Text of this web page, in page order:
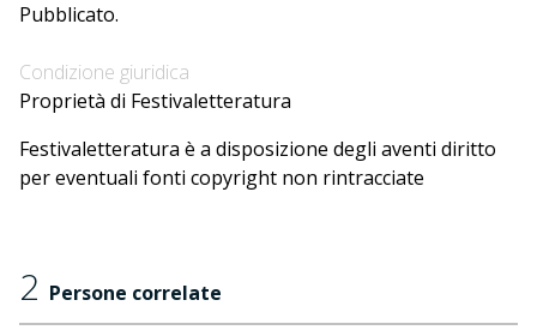
Pubblicato.
Condizione giuridica
Proprietà di Festivaletteratura
Festivaletteratura è a disposizione degli aventi diritto
per eventuali fonti copyright non rintracciate
2 Persone correlate